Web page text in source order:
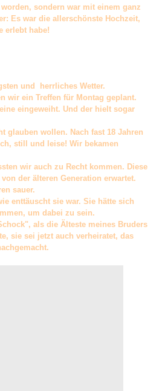
sondern war mit einem ganz
Es war die allerschönste Hochzeit,
erlebt habe!
und herrliches Wetter.
wir ein Treffen für Montag geplant.
eingeweiht. Und der hielt sogar
glauben wollen. Nach fast 18 Jahren
still und leise! Wir bekamen
wir auch zu Recht kommen. Diese
der älteren Generation erwartet.
sauer.
enttäuscht sie war. Sie hätte sich
um dabei zu sein.
als die Älteste meines Bruders
sie sei jetzt auch verheiratet, das